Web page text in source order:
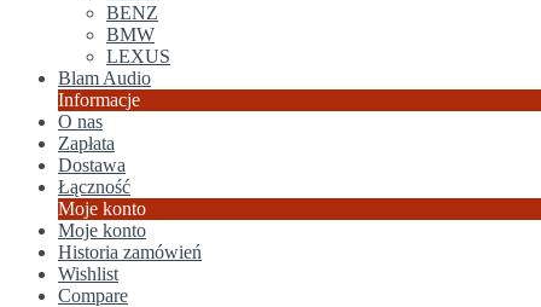
BENZ
BMW
LEXUS
Blam Audio
Informacje
O nas
Zapłata
Dostawa
Łączność
Moje konto
Moje konto
Historia zamówień
Wishlist
Compare